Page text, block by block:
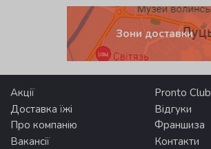
Зони доставки
Акції
Pronto Club
Доставка їжі
Відгуки
Про компанію
Франшиза
Вакансії
Контакти